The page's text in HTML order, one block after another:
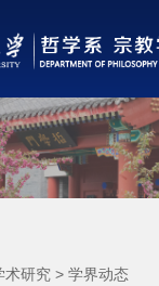
术研究> 学界动态